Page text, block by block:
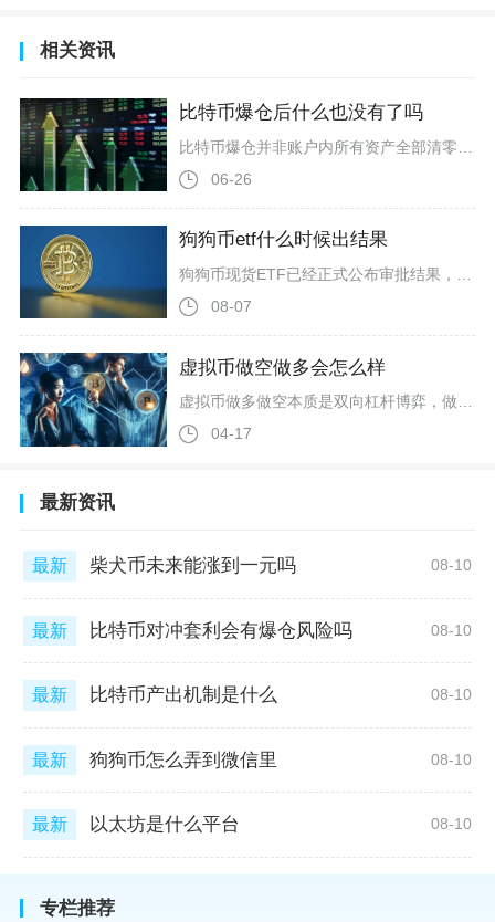
相关资讯
比特币爆仓后什么也没有了吗
06-26
狗狗币etf什么时候出结果
08-07
虚拟币做空做多会怎么样
04-17
最新资讯
最新 柴犬币未来能涨到一元吗 08-10
最新 比特币对冲套利会有爆仓风险吗 08-10
最新 比特币产出机制是什么 08-10
最新 狗狗币怎么弄到微信里 08-10
最新 以太坊是什么平台 08-10
专栏推荐